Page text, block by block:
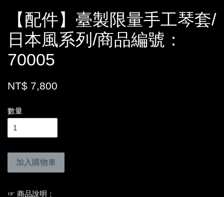
【配件】臺製限量手工琴套/
日本風系列/商品編號：
70005
NT$ 7,800
數量
加入購物車
☞ 商品說明：